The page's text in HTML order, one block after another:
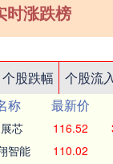
时涨跌榜
个股跌幅 个股流
称 最新价
芯 116.52
智能 110.02